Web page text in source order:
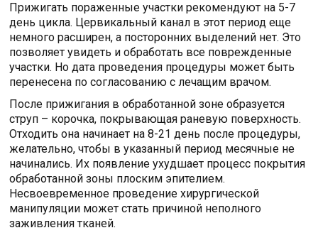
Прижигать пораженные участки рекомендуют на 5-7
день цикла. Цервикальный канал в этот период еще
немного расширен, а посторонних выделений нет. Это
позволяет увидеть и обработать все поврежденные
участки. Но дата проведения процедуры может быть
перенесена по согласованию с лечащим врачом.
После прижигания в обработанной зоне образуется
струп – корочка, покрывающая раневую поверхность.
Отходить она начинает на 8-21 день после процедуры,
желательно, чтобы в указанный период месячные не
начинались. Их появление ухудшает процесс покрытия
обработанной зоны плоским эпителием.
Несвоевременное проведение хирургической
манипуляции может стать причиной неполного
заживления тканей.